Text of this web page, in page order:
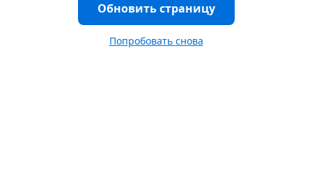
Обновить страницу
Попробовать снова